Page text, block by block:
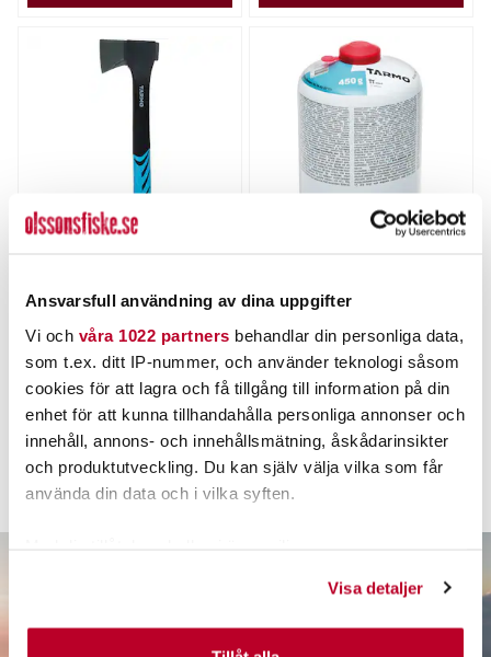
Ansvarsfull användning av dina uppgifter
Vi och våra 1022 partners behandlar din personliga data,
som t.ex. ditt IP-nummer, och använder teknologi såsom
cookies för att lagra och få tillgång till information på din
enhet för att kunna tillhandahålla personliga annonser och
innehåll, annons- och innehållsmätning, åskådarinsikter
och produktutveckling. Du kan själv välja vilka som får
använda din data och i vilka syften.
Identifiera din enhet genom att aktivt skanna den för
Visa detaljer
: Produkterna är noggrant utvalda för att säkerställa
långvarig användning och tillförlitlighet.
: Med över 700 produkter finns det något för varje
KÖP TARMO-PRODUKTER ONLINE
kombinerar hög kvalitet med praktisk användning.
45cm.
259,00 kr
259,00 kr
6 ST
LÄGG I VARUKORGEN
450g
Pris: 109,00 kr109,00 kr
FLER ÄN 6 ST KVAR
LÄGG I VARUKORGEN
Föregående Sida 1 av 1